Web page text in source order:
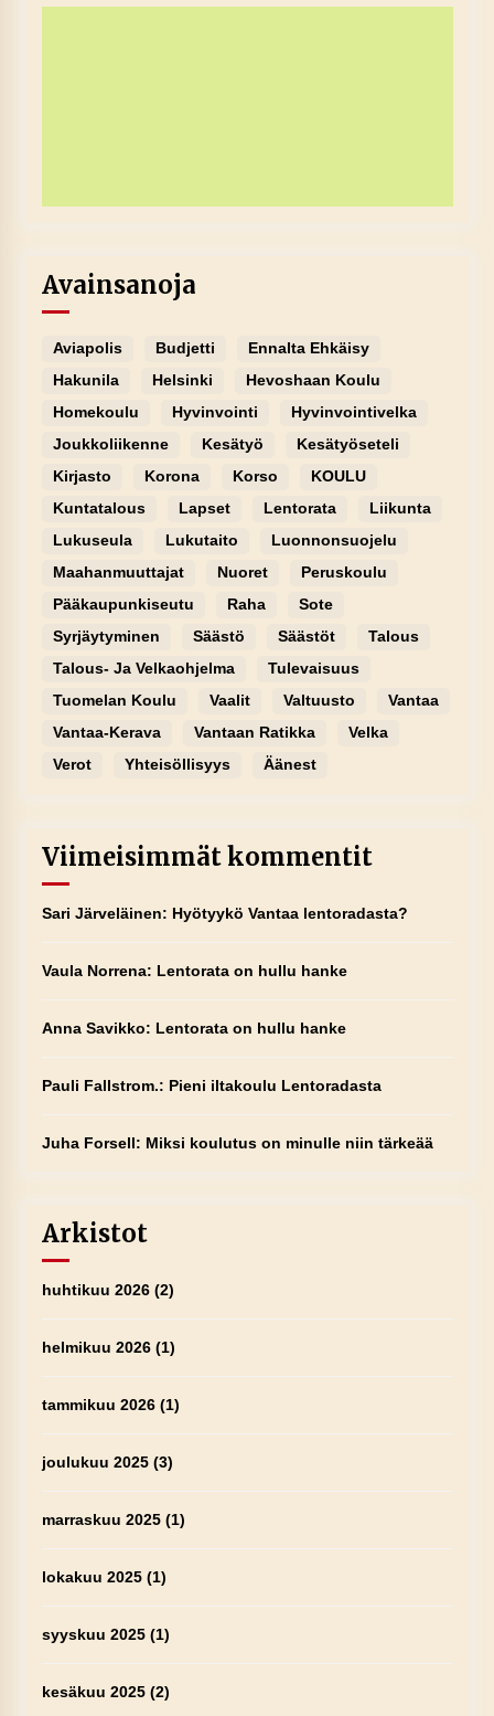
Avainsanoja
Aviapolis Budjetti
Ennalta Ehkäisy
Hakunila
Helsinki
Hevoshaan Koulu
Homekoulu
Hyvinvointi
Hyvinvointivelka
Joukkoliikenne
Kesätyö
Kesätyöseteli
Kirjasto
Korona Korso
KOULU
Kuntatalous
Lapset Lentorata
Liikunta
Lukuseula
Lukutaito
Luonnonsuojelu
Maahanmuuttajat
Nuoret
Peruskoulu
Pääkaupunkiseutu
Raha
Sote
Syrjäytyminen
Säästö Säästöt
Talous
Talous- Ja Velkaohjelma
Tulevaisuus
Tuomelan Koulu
Vaalit Valtuusto
Vantaa
Vantaa-Kerava
Vantaan Ratikka
Velka
Verot
Yhteisöllisyys Äänest
Viimeisimmät kommentit
Sari Järveläinen: Hyötyykö Vantaa lentoradasta?
Vaula Norrena: Lentorata on hullu hanke
Anna Savikko: Lentorata on hullu hanke
Pauli Fallstrom.: Pieni iltakoulu Lentoradasta
Juha Forsell: Miksi koulutus on minulle niin tärkeää
Arkistot
huhtikuu 2026(2)
helmikuu 2026(1)
tammikuu 2026(1)
joulukuu 2025(3)
marraskuu 2025(1)
lokakuu 2025(1)
syyskuu 2025(1)
kesäkuu 2025(2)